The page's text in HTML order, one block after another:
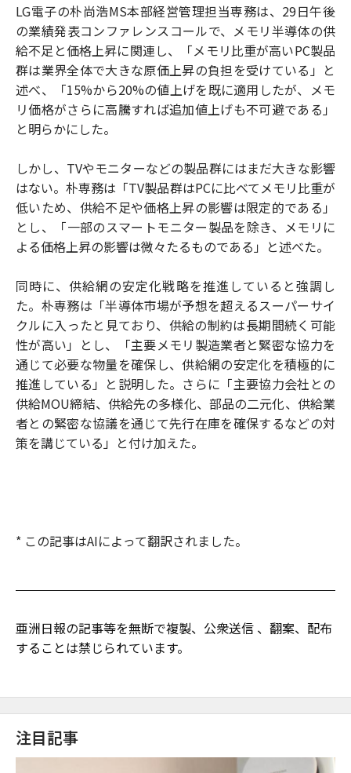
LG電子の朴尚浩MS本部経営管理担当専務は、29日午後
の業績発表コンファレンスコールで、メモリ半導体の供
給不足と価格上昇に関連し、「メモリ比重が高いPC製品
群は業界全体で大きな原価上昇の負担を受けている」と
述べ、「15%から20%の値上げを既に適用したが、メモ
リ価格がさらに高騰すれば追加値上げも不可避である」
と明らかにした。
しかし、TVやモニターなどの製品群にはまだ大きな影響
はない。朴専務は「TV製品群はPCに比べてメモリ比重が
低いため、供給不足や価格上昇の影響は限定的である」
とし、「一部のスマートモニター製品を除き、メモリに
よる価格上昇の影響は微々たるものである」と述べた。
同時に、供給網の安定化戦略を推進していると強調し
た。朴専務は「半導体市場が予想を超えるスーパーサイ
クルに入ったと見ており、供給の制約は長期間続く可能
性が高い」とし、「主要メモリ製造業者と緊密な協力を
通じて必要な物量を確保し、供給網の安定化を積極的に
推進している」と説明した。さらに「主要協力会社との
供給MOU締結、供給先の多様化、部品の二元化、供給業
者との緊密な協議を通じて先行在庫を確保するなどの対
策を講じている」と付け加えた。
* この記事はAIによって翻訳されました。
亜洲日報の記事等を無断で複製、公衆送信 、翻案、配布
することは禁じられています。
注目記事